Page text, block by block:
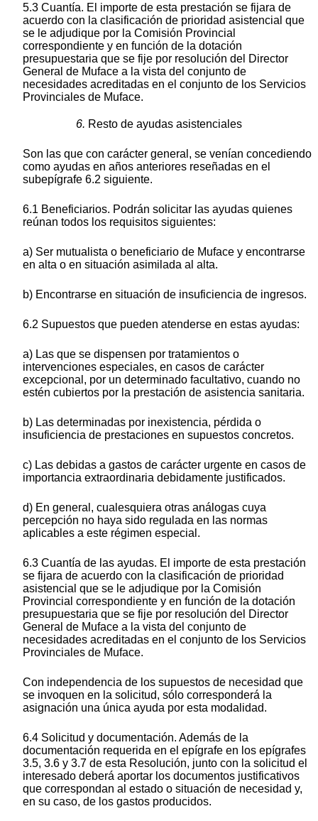
5.3 Cuantía. El importe de esta prestación se fijara de
acuerdo con la clasificación de prioridad asistencial que
se le adjudique por la Comisión Provincial
correspondiente y en función de la dotación
presupuestaria que se fije por resolución del Director
General de Muface a la vista del conjunto de
necesidades acreditadas en el conjunto de los Servicios
Provinciales de Muface.
6. Resto de ayudas asistenciales
Son las que con carácter general, se venían concediendo
como ayudas en años anteriores reseñadas en el
subepígrafe 6.2 siguiente.
6.1 Beneficiarios. Podrán solicitar las ayudas quienes
reúnan todos los requisitos siguientes:
a) Ser mutualista o beneficiario de Muface y encontrarse
en alta o en situación asimilada al alta.
b) Encontrarse en situación de insuficiencia de ingresos.
6.2 Supuestos que pueden atenderse en estas ayudas:
a) Las que se dispensen por tratamientos o
intervenciones especiales, en casos de carácter
excepcional, por un determinado facultativo, cuando no
estén cubiertos por la prestación de asistencia sanitaria.
b) Las determinadas por inexistencia, pérdida o
insuficiencia de prestaciones en supuestos concretos.
c) Las debidas a gastos de carácter urgente en casos de
importancia extraordinaria debidamente justificados.
d) En general, cualesquiera otras análogas cuya
percepción no haya sido regulada en las normas
aplicables a este régimen especial.
6.3 Cuantía de las ayudas. El importe de esta prestación
se fijara de acuerdo con la clasificación de prioridad
asistencial que se le adjudique por la Comisión
Provincial correspondiente y en función de la dotación
presupuestaria que se fije por resolución del Director
General de Muface a la vista del conjunto de
necesidades acreditadas en el conjunto de los Servicios
Provinciales de Muface.
Con independencia de los supuestos de necesidad que
se invoquen en la solicitud, sólo corresponderá la
asignación una única ayuda por esta modalidad.
6.4 Solicitud y documentación. Además de la
documentación requerida en el epígrafe en los epígrafes
3.5, 3.6 y 3.7 de esta Resolución, junto con la solicitud el
interesado deberá aportar los documentos justificativos
que correspondan al estado o situación de necesidad y,
en su caso, de los gastos producidos.